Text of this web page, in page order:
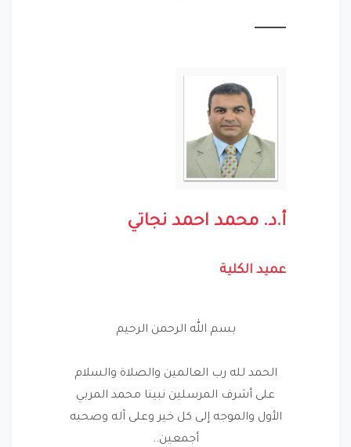
أ.د. محمد احمد نجاتي
عميد الكلية
بسم الله الرحمن الرحيم
الحمد لله رب العالمين والصلاة والسلام
على أشرف المرسلين نبينا محمد المربي
الأول والموجه إلى كل خير وعلى آله وصحبه
أجمعين..